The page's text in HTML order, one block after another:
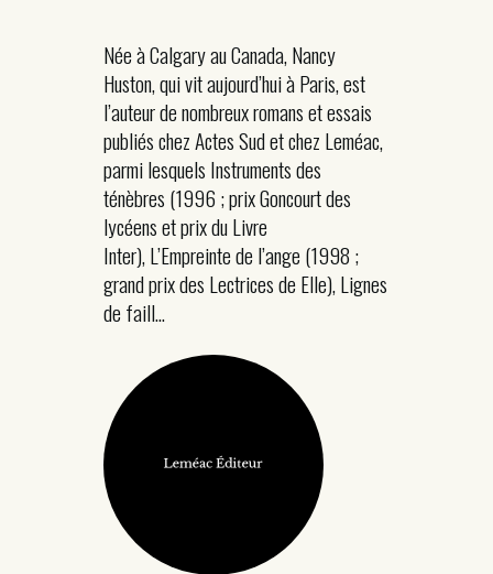
Née à Calgary au Canada, Nancy
Huston, qui vit aujourd’hui à Paris, est
l’auteur de nombreux romans et essais
publiés chez Actes Sud et chez Leméac,
parmi lesquels Instruments des
ténèbres (1996 ; prix Goncourt des
lycéens et prix du Livre
Inter), L’Empreinte de l’ange (1998 ;
grand prix des Lectrices de Elle), Lignes
de faill...